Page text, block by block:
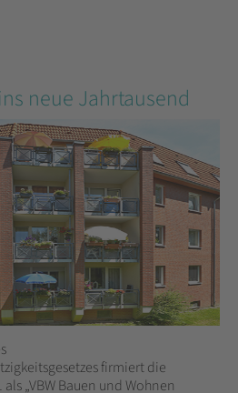
neue Jahrtausend
firmiert die
„VBW Bauen und Wohnen